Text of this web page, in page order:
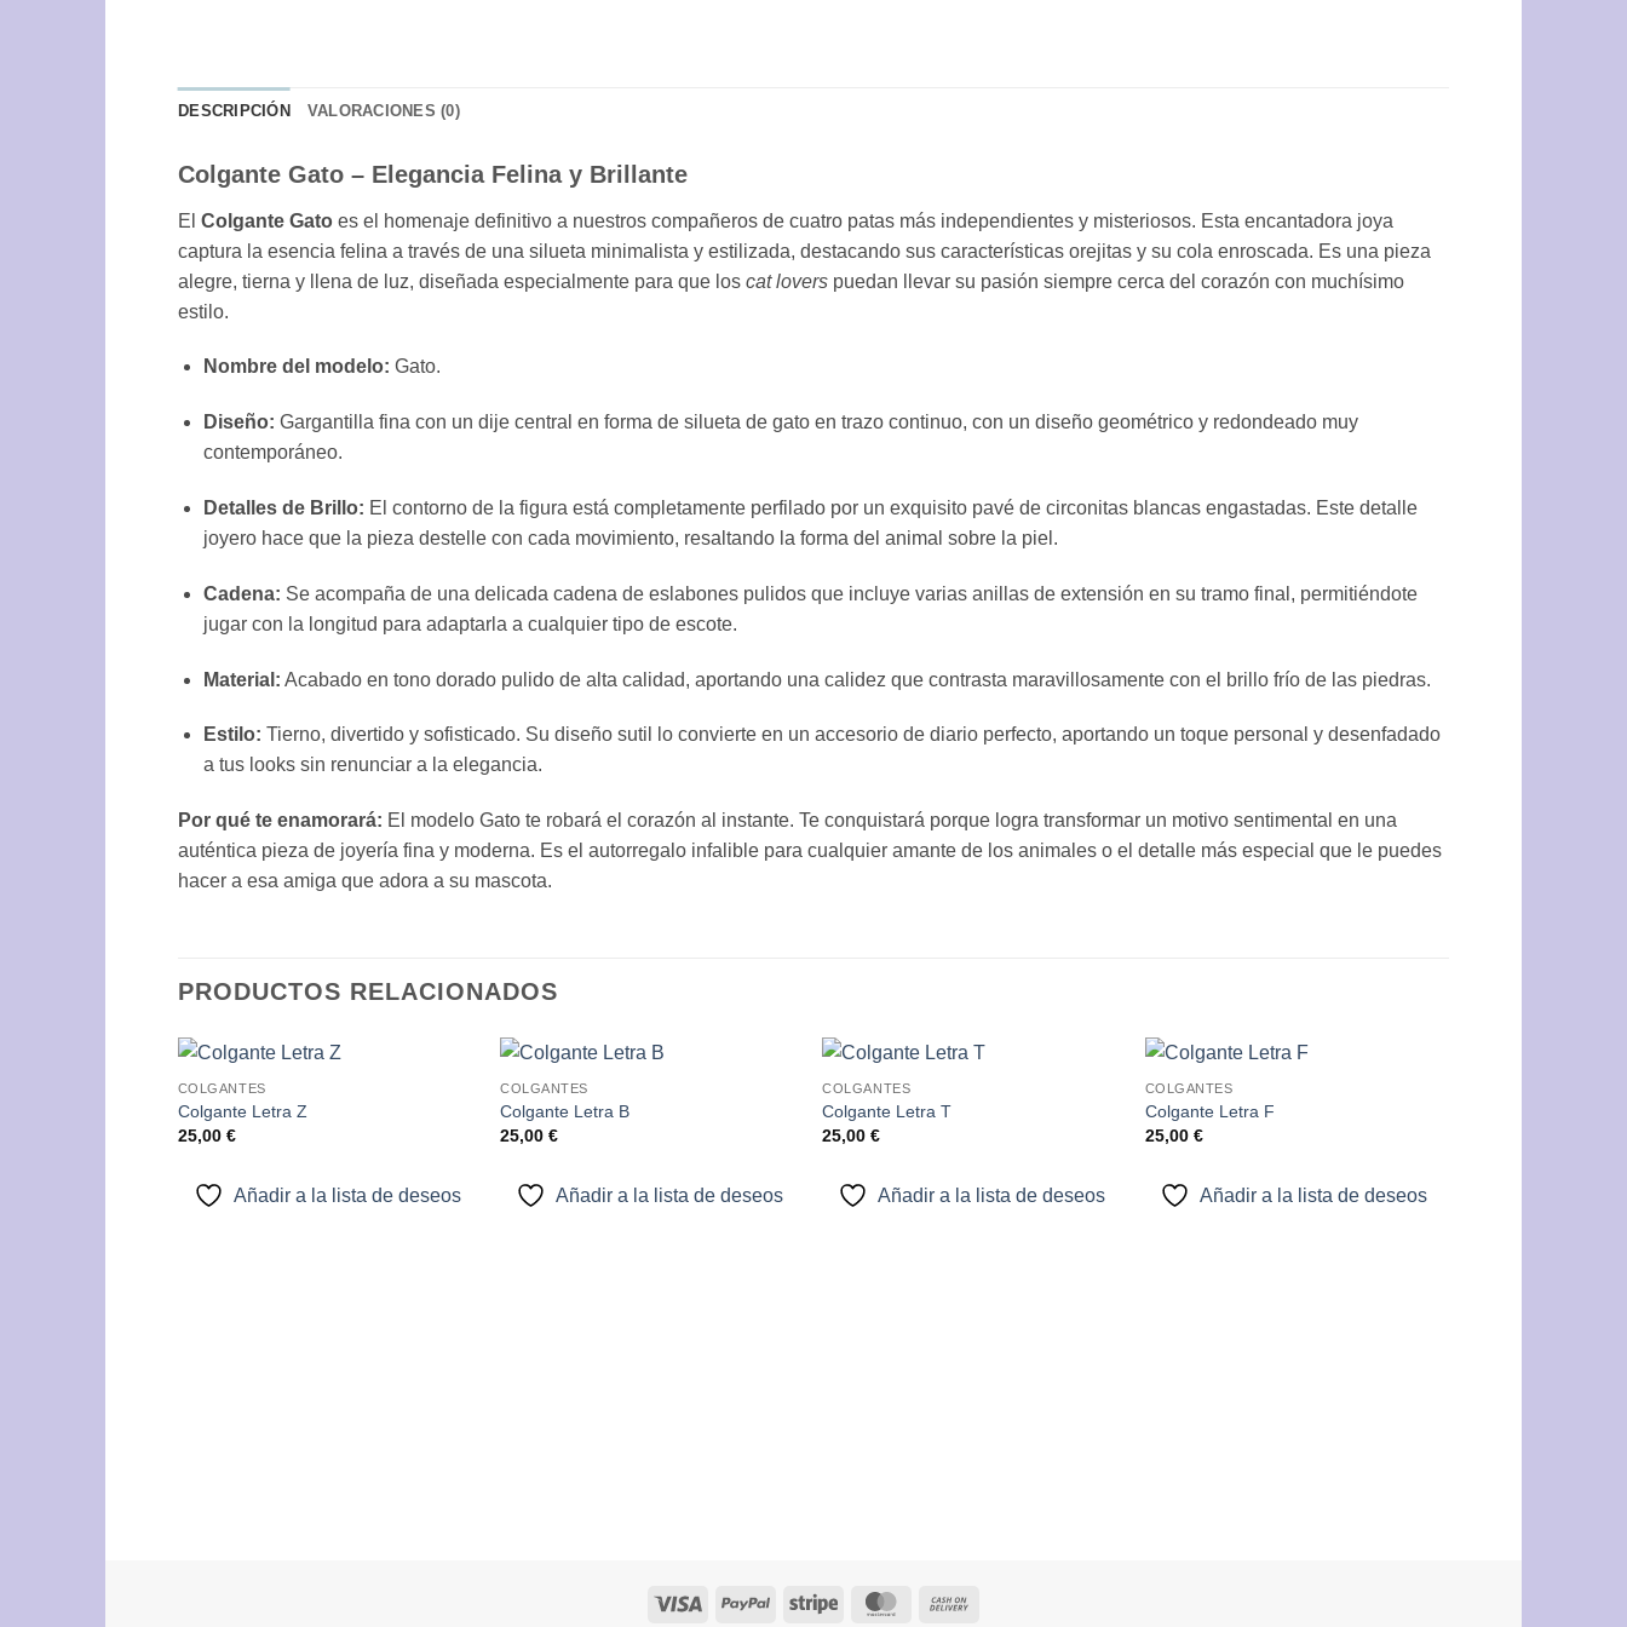
DESCRIPCIÓN VALORACIONES (0)
Colgante Gato – Elegancia Felina y Brillante
El Colgante Gato es el homenaje definitivo a nuestros compañeros de cuatro patas más independientes y misteriosos. Esta encantadora joya
captura la esencia felina a través de una silueta minimalista y estilizada, destacando sus características orejitas y su cola enroscada. Es una pieza
alegre, tierna y llena de luz, diseñada especialmente para que los cat lovers puedan llevar su pasión siempre cerca del corazón con muchísimo
estilo.
Nombre del modelo: Gato.
Diseño: Gargantilla fina con un dije central en forma de silueta de gato en trazo continuo, con un diseño geométrico y redondeado muy
contemporáneo.
Detalles de Brillo: El contorno de la figura está completamente perfilado por un exquisito pavé de circonitas blancas engastadas. Este detalle
joyero hace que la pieza destelle con cada movimiento, resaltando la forma del animal sobre la piel.
Cadena: Se acompaña de una delicada cadena de eslabones pulidos que incluye varias anillas de extensión en su tramo final, permitiéndote
jugar con la longitud para adaptarla a cualquier tipo de escote.
Material: Acabado en tono dorado pulido de alta calidad, aportando una calidez que contrasta maravillosamente con el brillo frío de las piedras.
Estilo: Tierno, divertido y sofisticado. Su diseño sutil lo convierte en un accesorio de diario perfecto, aportando un toque personal y desenfadado
a tus looks sin renunciar a la elegancia.
Por qué te enamorará: El modelo Gato te robará el corazón al instante. Te conquistará porque logra transformar un motivo sentimental en una
auténtica pieza de joyería fina y moderna. Es el autorregalo infalible para cualquier amante de los animales o el detalle más especial que le puedes
hacer a esa amiga que adora a su mascota.
PRODUCTOS RELACIONADOS
COLGANTES
Colgante Letra Z
25,00 €
Añadir a la lista de deseos
COLGANTES
Colgante Letra B
25,00€
Añadir a la lista de deseos
COLGANTES
Colgante Letra T
25,00€
Añadir a la lista de deseos
COLGANTES
Colgante Letra F
25,00 €
Añadir a la lista de deseos
Visa PayPal Stripe MasterCard